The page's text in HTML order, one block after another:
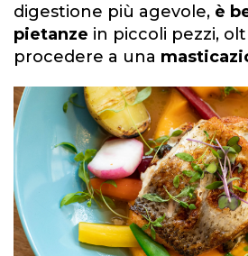
digestione più agevole, è
pietanze in piccoli pezzi,
procedere a una